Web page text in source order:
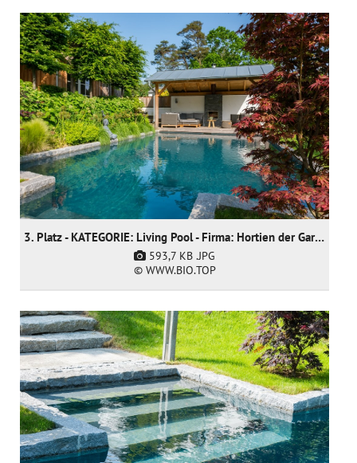
3. Platz - KATEGORIE: Living Pool - Firma: Hortien der Gartendoktor
593,7 KB .JPG
© WWW.BIO.TOP